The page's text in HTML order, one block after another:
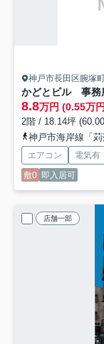
神戸市長田区腕塚
かどとビル 事
8.8万円 (0.55万
2階 / 18.14坪
神戸市海岸線「
エアコン 電気有
敷0 即入居可
店舗一部